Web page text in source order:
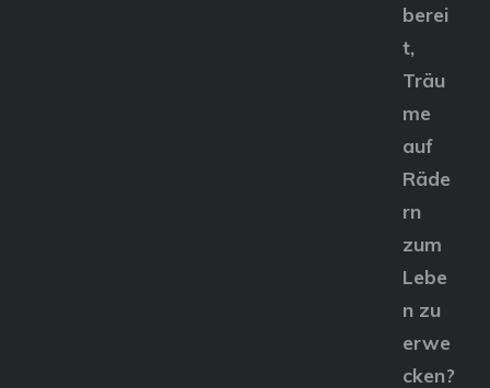
berei
t,
Träu
me
auf
Räde
rn
zum
Lebe
n zu
erwe
cken?